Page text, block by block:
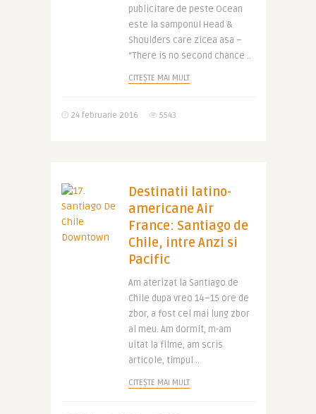
publicitare de peste Ocean
este la samponul Head &
Shoulders care zicea asa –
“There is no second chance ..
CITEȘTE MAI MULT
24 februarie 2016 5543
Destinatii latino-
americane Air
France: Santiago de
Chile, intre Anzi si
Pacific
Am aterizat la Santiago de
Chile dupa vreo 14–15 ore de
zbor, a fost cel mai lung zbor
al meu. Am dormit, m-am
uitat la filme, am scris
articole, timpul ..
CITEȘTE MAI MULT